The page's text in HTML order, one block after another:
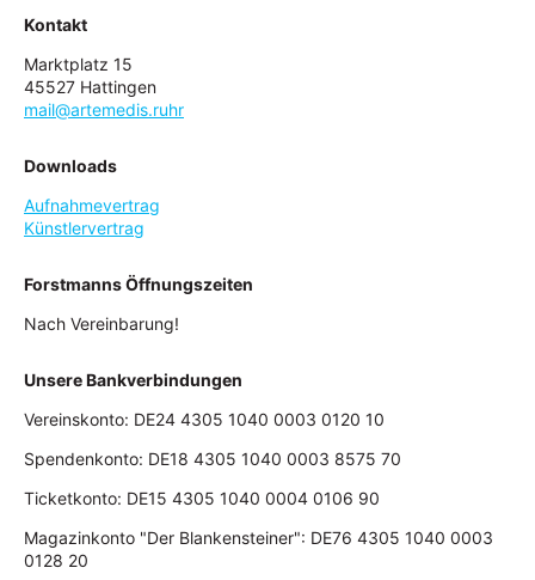
Kontakt
Marktplatz 15
45527 Hattingen
mail@artemedis.ruhr
Downloads
Aufnahmevertrag
Künstlervertrag
Forstmanns Öffnungszeiten
Nach Vereinbarung!
Unsere Bankverbindungen
Vereinskonto: DE24 4305 1040 0003 0120 10
Spendenkonto: DE18 4305 1040 0003 8575 70
Ticketkonto: DE15 4305 1040 0004 0106 90
Magazinkonto "Der Blankensteiner": DE76 4305 1040 0003
0128 20